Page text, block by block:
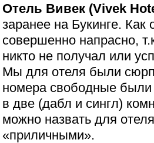
Отель Вивек (Vivek
заранее на Букинге. Как
совершенно напрасно,
никто не получал или
Мы для отеля были
номера свободные
в две (дабл и сингл)
можно назвать для
«приличными».